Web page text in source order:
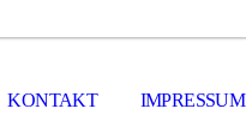
KONTAKT IMPRESSUM